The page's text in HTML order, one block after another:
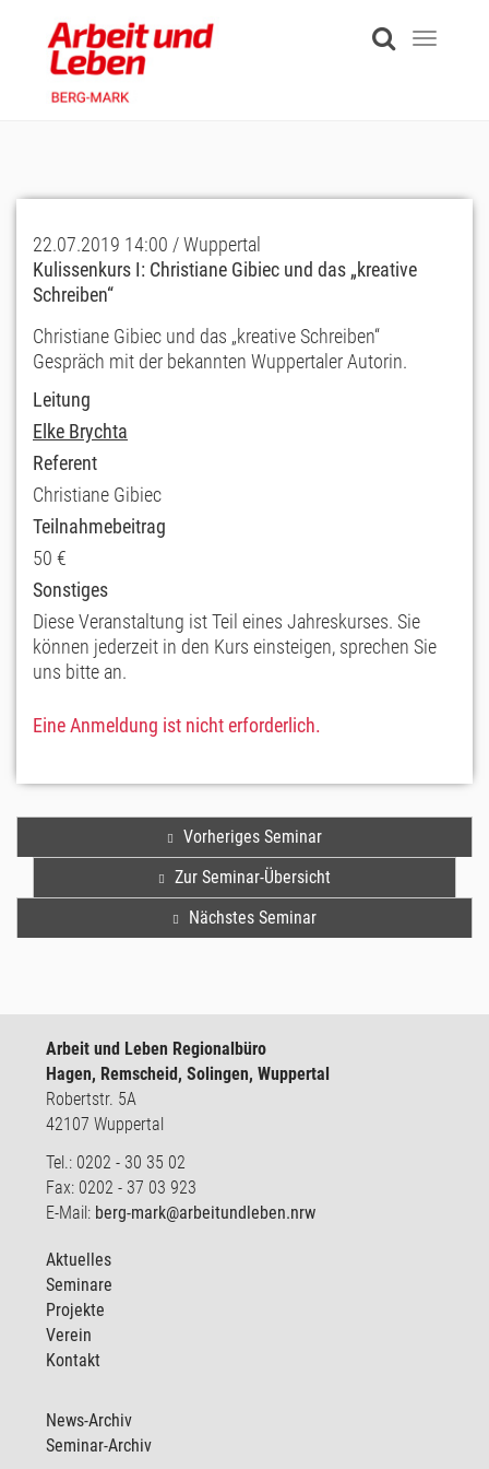
content
Toggle
22.07.2019 14:00 / Wuppertal
Kulissenkurs I: Christiane Gibiec und das „kreative
Schreiben“
Christiane Gibiec und das „kreative Schreiben“
Gespräch mit der bekannten Wuppertaler Autorin.
Leitung
Elke Brychta
Referent
Christiane Gibiec
Teilnahmebeitrag
50 €
Sonstiges
Diese Veranstaltung ist Teil eines Jahreskurses. Sie
können jederzeit in den Kurs einsteigen, sprechen Sie
uns bitte an.
Eine Anmeldung ist nicht erforderlich.
Vorheriges Seminar
Zur Seminar-Übersicht
Nächstes Seminar
Arbeit und Leben Regionalbüro
Hagen, Remscheid, Solingen, Wuppertal
Robertstr. 5A
42107 Wuppertal
Tel.: 0202 - 30 35 02
Fax: 0202 - 37 03 923
E-Mail: berg-mark@arbeitundleben.nrw
Aktuelles
Seminare
Projekte
Verein
Kontakt
News-Archiv
Seminar-Archiv